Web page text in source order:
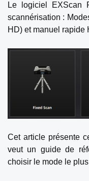
Le logiciel EXScan
scannérisation :
HD) et manuel rapide
Cet article présente
veut un guide de
choisir le mode le